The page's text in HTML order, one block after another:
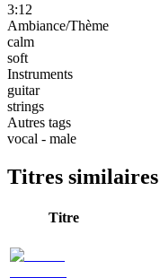
3:12
Ambiance/Thème
calm
soft
Instruments
guitar
strings
Autres tags
vocal - male
Titres similaires
Titre